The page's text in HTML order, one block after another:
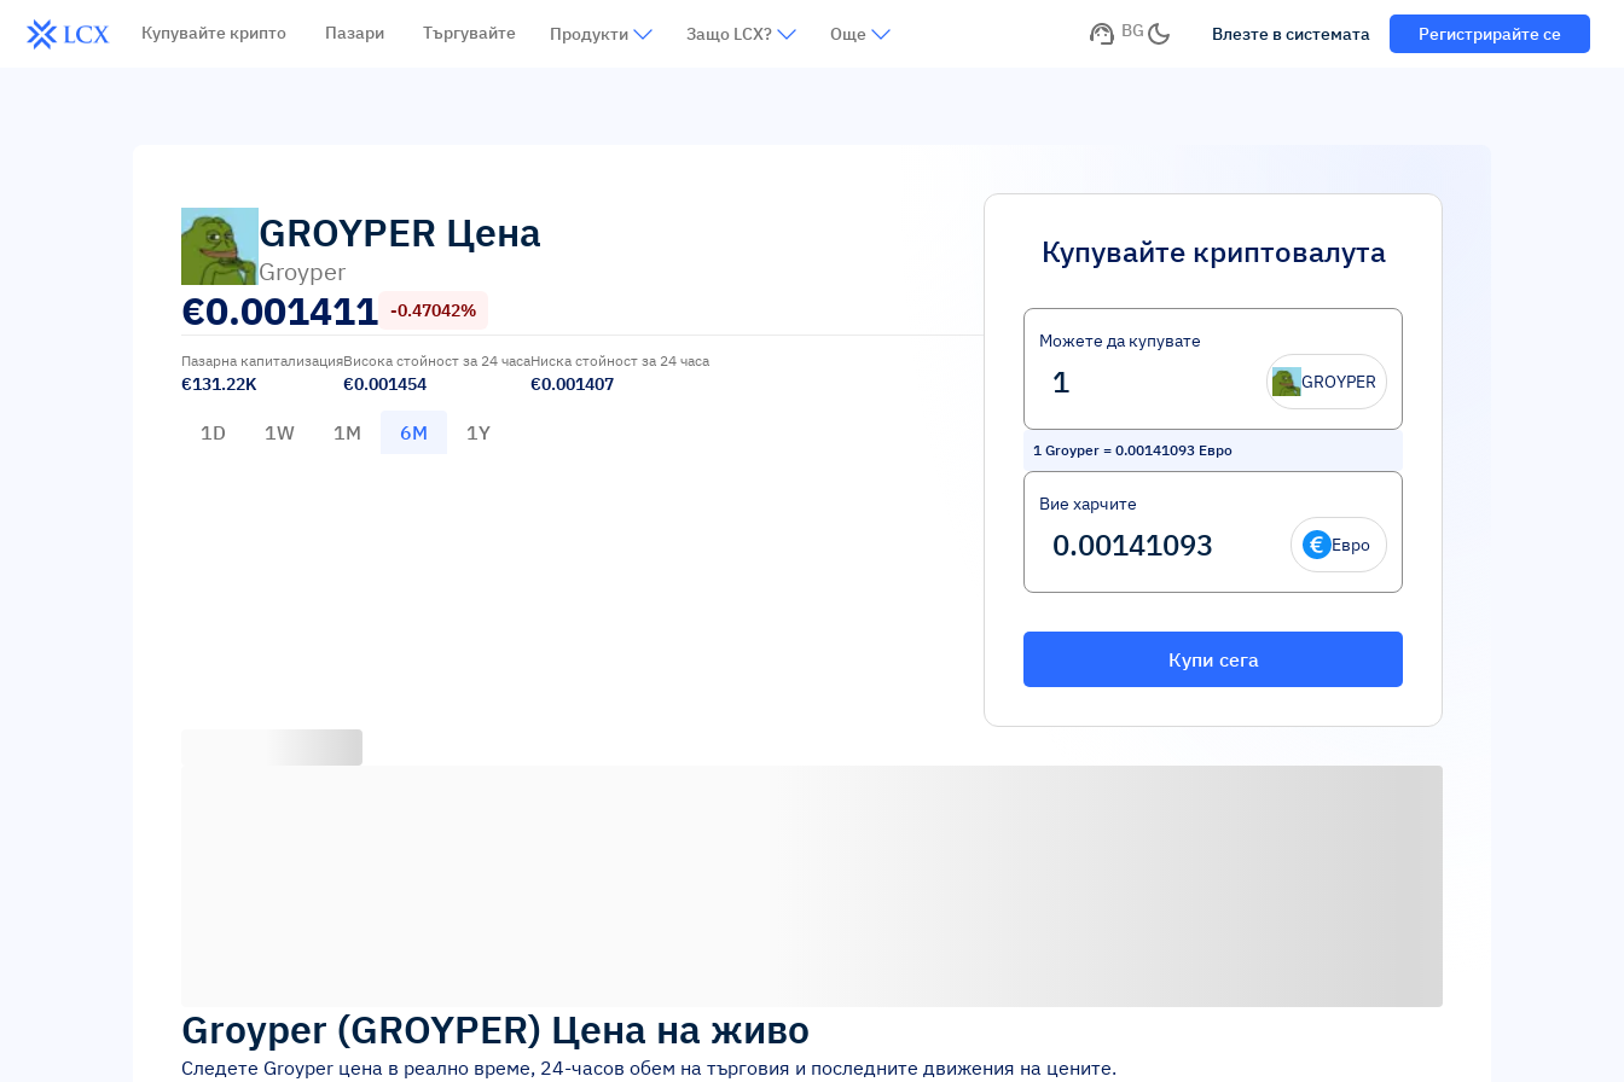
Купувайте крипто Пазари Търгувайте Продукти Защо LCX? Още BG Влезте в системата Регистрирайте се
GROYPER Цена
Groyper
€0.001411 -0.47042%
Пазарна капитализация
€131.22K
Висока стойност за 24 часа
€0.001454
Ниска стойност за 24 часа
€0.001407
1D 1W 1M 6M 1Y
Купувайте криптовалута
Можете да купувате
GROYPER
1 Groyper = 0.00141093 Евро
Вие харчите
Евро
Купи сега
Groyper (GROYPER) Цена на живо
Следете Groyper цена в реално време, 24-часов обем на търговия и последните движения на цените.